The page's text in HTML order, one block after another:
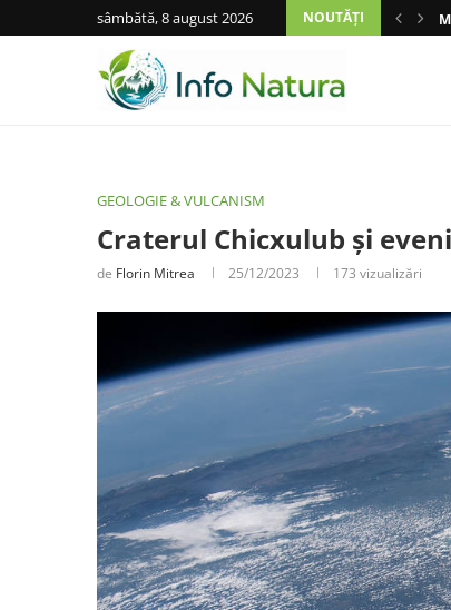
sâmbătă, 8 august 2026 NOUTĂȚI
GEOLOGIE & VULCANISM
Craterul Chicxulub și
de Florin Mitrea 25/12/2023 173 vizualizări